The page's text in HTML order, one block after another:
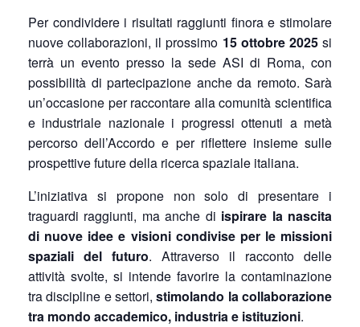
Per condividere i risultati raggiunti finora e stimolare
nuove collaborazioni, il prossimo 15 ottobre 2025si
terrà un evento presso la sede ASI di Roma, con
possibilità di partecipazione anche da remoto. Sarà
un’occasione per raccontare alla comunità scientifica
e industriale nazionale i progressi ottenuti a metà
percorso dell’Accordo e per riflettere insieme sulle
prospettive future della ricerca spaziale italiana.
L’iniziativa si propone non solo di presentare i
traguardi raggiunti, ma anche di ispirare la nascita
di nuove idee e visioni condivise per le missioni
spaziali del futuro. Attraverso il racconto delle
attività svolte, si intende favorire la contaminazione
tra discipline e settori,stimolando la collaborazione
tra mondo accademico, industria e istituzioni.